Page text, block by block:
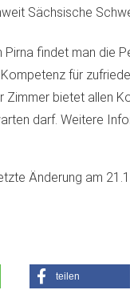
Sächsische
findet man die
für
Zimmer bietet allen
darf. Weitere
Änderung am
teilen